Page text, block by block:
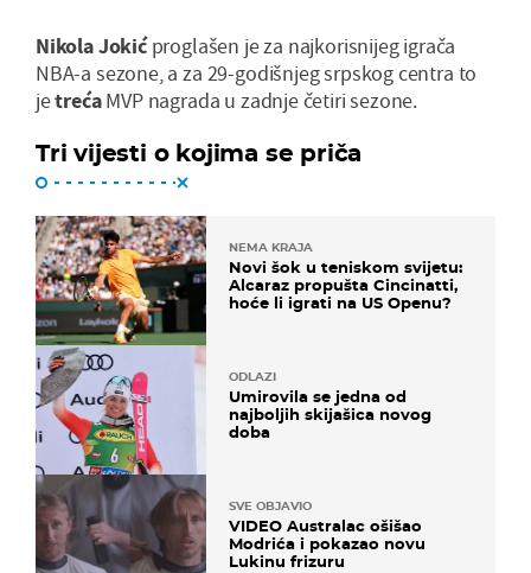
Nikola Jokićproglašen je za najkorisnijeg igrača
NBA-a sezone, a za 29-godišnjeg srpskog centra to
jetrećaMVP nagrada u zadnje četiri sezone.
Tri vijesti o kojima se priča
NEMA KRAJA
Novi šok u teniskom svijetu:
Alcaraz propušta Cincinatti,
hoće li igrati na US Openu?
ODLAZI
Umirovila se jedna od
najboljih skijašica novog
doba
SVE OBJAVIO
VIDEO Australac ošišao
Modrića i pokazao novu
Lukinu frizuru